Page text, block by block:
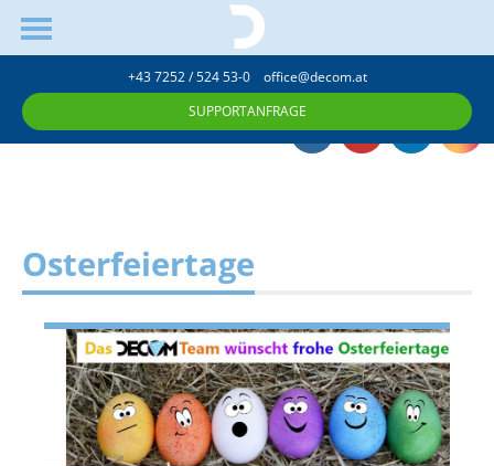
+43 7252 / 524 53-0 office@decom.at
SUPPORTANFRAGE
Osterfeiertage